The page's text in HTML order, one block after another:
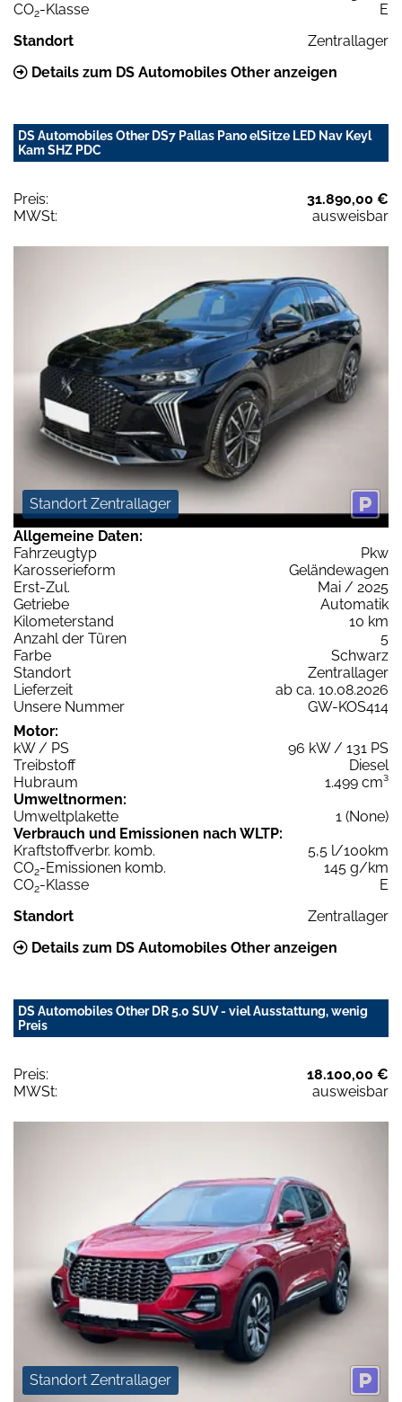
CO2-Klasse
E
Standort
Zentrallager
Details zum DS Automobiles Other anzeigen
DS Automobiles Other DS7 Pallas Pano elSitze LED Nav Keyl
Kam SHZ PDC
Preis:
31.890,00 €
MWSt:
ausweisbar
Standort Zentrallager
Allgemeine Daten:
Fahrzeugtyp
Pkw
Karosserieform
Geländewagen
Erst-Zul.
Mai / 2025
Getriebe
Automatik
Kilometerstand
10 km
Anzahl der Türen
5
Farbe
Schwarz
Standort
Zentrallager
Lieferzeit
ab ca. 10.08.2026
Unsere Nummer
GW-KOS414
Motor:
kW / PS
96 kW / 131 PS
Treibstoff
Diesel
Hubraum
1.499 cm³
Umweltnormen:
Umweltplakette
1 (None)
Verbrauch und Emissionen nach WLTP:
Kraftstoffverbr. komb.
5,5 l/100km
CO2-Emissionen komb.
145 g/km
CO2-Klasse
E
Standort
Zentrallager
Details zum DS Automobiles Other anzeigen
DS Automobiles Other DR 5.0 SUV - viel Ausstattung, wenig
Preis
Preis:
18.100,00 €
MWSt:
ausweisbar
Standort Zentrallager